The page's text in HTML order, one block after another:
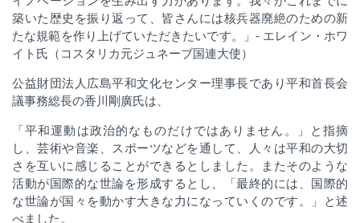
築いた歴史を振り返って、皆さんには核兵器廃絶のための新
たな規範を作り上げていただきたいです。」 - エレイン・ホワ
イト氏（コスタリカ元ジュネーブ国連大使）
公益財団法人広島平和文化センター理事長であり平和首長会
議事務総長の香川剛廣氏は、
「平和運動は政治的なものだけではありません。」と指摘
し、芸術や音楽、スポーツなどを通して、人々は平和の大切
さを互いに感じることができるとしました。またそのような
活動が国際的な世論を形成するとし、「最終的には、国際的
な世論が国々を動かす大きな力になっていくのです。」と述
べました。